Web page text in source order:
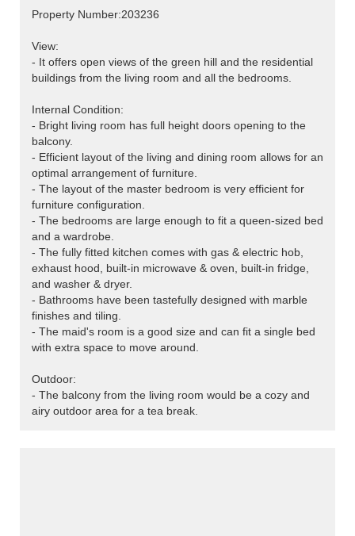
Property Number:203236
View:
- It offers open views of the green hill and the residential
buildings from the living room and all the bedrooms.
Internal Condition:
- Bright living room has full height doors opening to the
balcony.
- Efficient layout of the living and dining room allows for an
optimal arrangement of furniture.
- The layout of the master bedroom is very efficient for
furniture configuration.
- The bedrooms are large enough to fit a queen-sized bed
and a wardrobe.
- The fully fitted kitchen comes with gas & electric hob,
exhaust hood, built-in microwave & oven, built-in fridge,
and washer & dryer.
- Bathrooms have been tastefully designed with marble
finishes and tiling.
- The maid's room is a good size and can fit a single bed
with extra space to move around.
Outdoor:
- The balcony from the living room would be a cozy and
airy outdoor area for a tea break.